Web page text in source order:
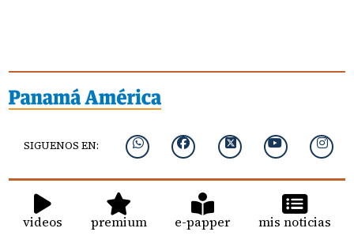
SIGUENOS EN:
videos premium e-papper mis noticias